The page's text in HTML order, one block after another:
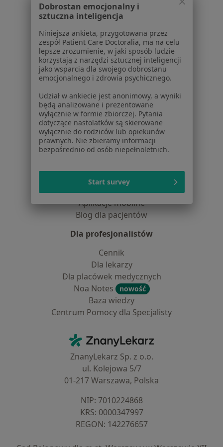
Polityka cookies
Jak działają wyniki wyszukiwania
Dostępność
O nas
Praca Rekrutujemy!
Partnerzy
Centrum prasowe
Kontakt
Dla pacjentów
Lekarze
Placówki medyczne
Pytania i odpowiedzi
Choroby
Pomoc
Aplikacje mobilne
Blog dla pacjentów
Dla profesjonalistów
Cennik
Dla lekarzy
Dla placówek medycznych
Noa Notes
nowość
Baza wiedzy
Centrum Pomocy dla Specjalisty
ZnanyLekarz - Strona główna
ZnanyLekarz Sp. z o.o.
ul. Kolejowa 5/7
01-217 Warszawa, Polska
NIP: ⁠7010224868
KRS: ⁠0000347997
REGON: ⁠142276657
Dobrostan emocjonalny i
sztuczna inteligencja
Niniejsza ankieta, przygotowana przez
zespół Patient Care Doctoralia, ma na celu
lepsze zrozumienie, w jaki sposób ludzie
korzystają z narzędzi sztucznej inteligencji
jako wsparcia dla swojego dobrostanu
emocjonalnego i zdrowia psychicznego.
Udział w ankiecie jest anonimowy, a wyniki
będą analizowane i prezentowane
wyłącznie w formie zbiorczej. Pytania
dotyczące nastolatków są skierowane
wyłącznie do rodziców lub opiekunów
prawnych. Nie zbieramy informacji
bezpośrednio od osób niepełnoletnich.
Start survey